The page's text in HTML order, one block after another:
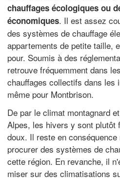
chauffages écologiques ou
économiques. Il est assez
des systèmes de chauffage
appartements de petite taille,
pour. Soumis à des
retrouve fréquemment dans
chauffages collectifs dans les
même pour Montbrison.
De par le climat montagnard
Alpes, les hivers y sont plutôt
doux. Il reste en
procurer des systèmes de
cette région. En revanche, il
miser sur des climatisations